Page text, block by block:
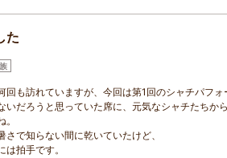
た
回も訪れていますが、今回は第1回のシャチパフォ
いだろうと思っていた席に、元気なシャチたちか
さで知らない間に乾いていたけど、
拍手です。